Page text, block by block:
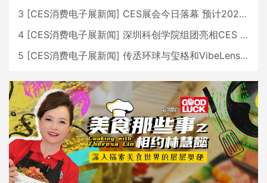
3 [CES消费电子展新闻] CES展会今日落幕 预计2026行业收入将超五千亿美元
4 [CES消费电子展新闻] 深圳科创学院组团亮相CES 广受好评
5 [CES消费电子展新闻] 传丞环球与玺格和VibeLens共同推出全新耳机